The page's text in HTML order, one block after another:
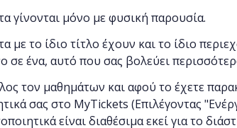
γίνονται μόνο με φυσική παρουσία.
με το ίδιο τίτλο έχουν και το ίδιο
σε ένα, αυτό που σας βολεύει
τον μαθημάτων και αφού το έχετε
σας στο MyTickets (Επιλέγοντας
είναι διαθέσιμα εκεί για το